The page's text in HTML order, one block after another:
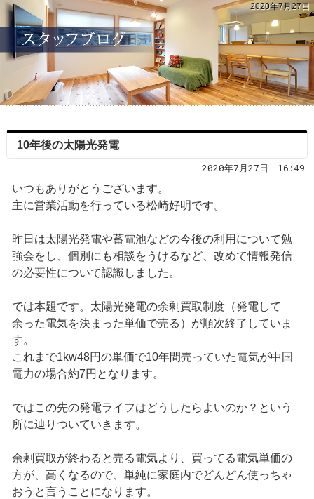
2020年7月27日
10年後の太陽光発電
2020年7月27日｜16:49
いつもありがとうございます。
主に営業活動を行っている松崎好明です。
昨日は太陽光発電や蓄電池などの今後の利用について勉
強会をし、個別にも相談をうけるなど、改めて情報発信
の必要性について認識しました。
では本題です。太陽光発電の余剰買取制度（発電して
余った電気を決まった単価で売る）が順次終了していま
す。
これまで1kw48円の単価で10年間売っていた電気が中国
電力の場合約7円となります。
ではこの先の発電ライフはどうしたらよいのか？という
所に辿りついていきます。
余剰買取が終わると売る電気より、買ってる電気単価の
方が、高くなるので、単純に家庭内でどんどん使っちゃ
おうと言うことになります。